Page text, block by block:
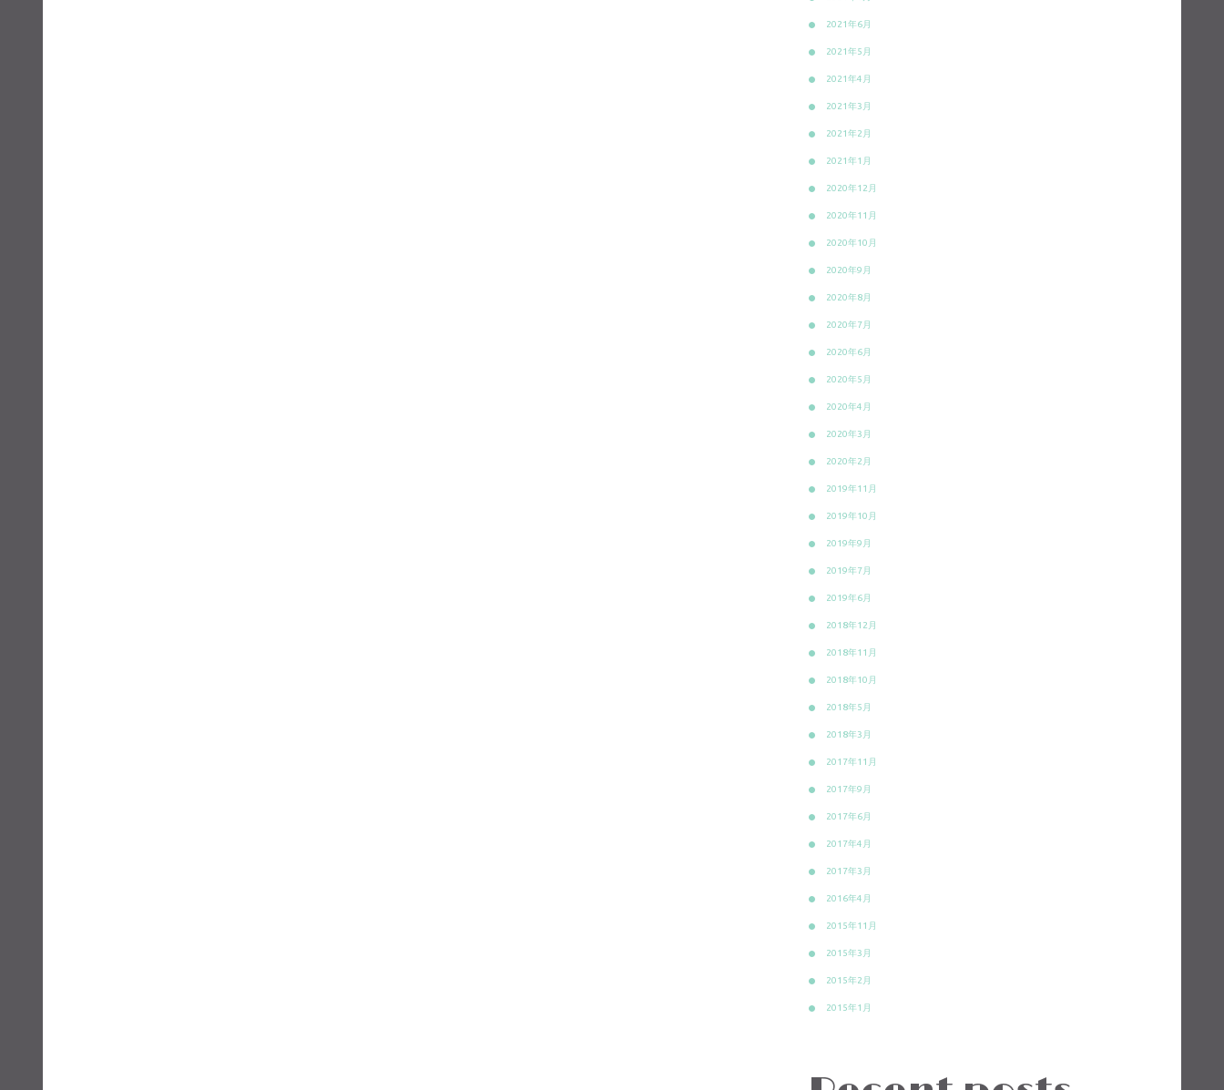
2021年6月
2021年5月
2021年4月
2021年3月
2021年2月
2021年1月
2020年12月
2020年11月
2020年10月
2020年9月
2020年8月
2020年7月
2020年6月
2020年5月
2020年4月
2020年3月
2020年2月
2019年11月
2019年10月
2019年9月
2019年7月
2019年6月
2018年12月
2018年11月
2018年10月
2018年5月
2018年3月
2017年11月
2017年9月
2017年6月
2017年4月
2017年3月
2016年4月
2015年11月
2015年3月
2015年2月
2015年1月